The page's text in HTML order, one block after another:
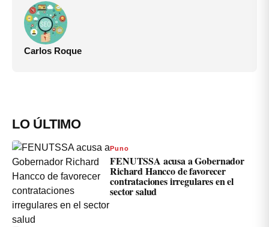
Carlos Roque
LO ÚLTIMO
Puno
FENUTSSA acusa a Gobernador
Richard Hancco de favorecer
contrataciones irregulares en el
sector salud